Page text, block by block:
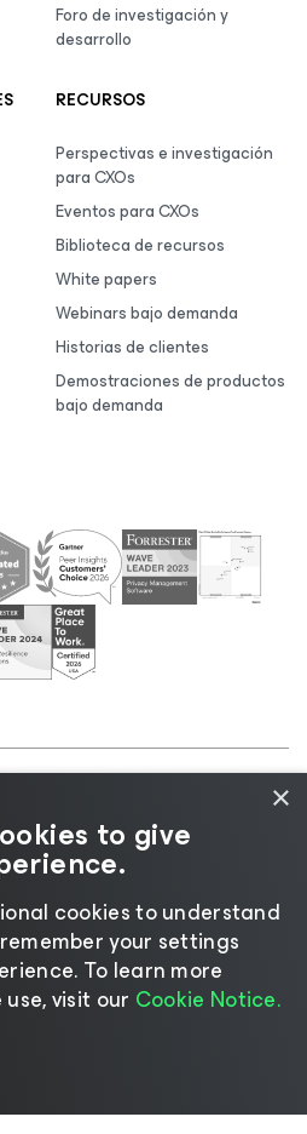
Foro de investigación y
desarrollo
RECURSOS
Perspectivas e investigación
para CXOs
Eventos para CXOs
Biblioteca de recursos
White papers
Webinars bajo demanda
Historias de clientes
Demostraciones de productos
bajo demanda
|Política de licencias
proveedores
idioma
×
to give
cookies to understand
your settings
​To learn more
visit our Cookie Notice.